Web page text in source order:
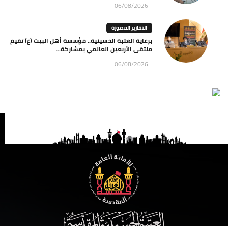
06/08/2026
التقارير المصورة
برعاية العتبة الحسينية.. مؤسسة أهل البيت (ع) تقيم
ملتقى الأربعين العالمي بمشاركة...
06/08/2026